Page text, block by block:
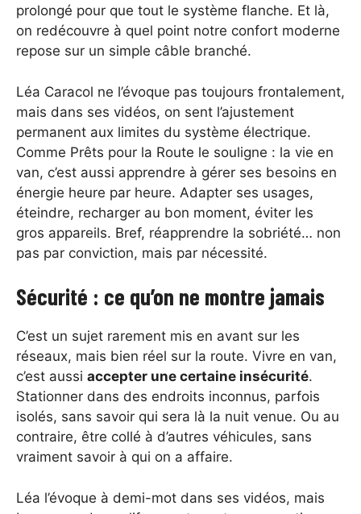
prolongé pour que tout le système flanche. Et là,
on redécouvre à quel point notre confort moderne
repose sur un simple câble branché.
Léa Caracol ne l’évoque pas toujours frontalement,
mais dans ses vidéos, on sent l’ajustement
permanent aux limites du système électrique.
Comme Prêts pour la Route le souligne : la vie en
van, c’est aussi apprendre à gérer ses besoins en
énergie heure par heure. Adapter ses usages,
éteindre, recharger au bon moment, éviter les
gros appareils. Bref, réapprendre la sobriété… non
pas par conviction, mais par nécessité.
Sécurité : ce qu’on ne montre jamais
C’est un sujet rarement mis en avant sur les
réseaux, mais bien réel sur la route. Vivre en van,
c’est aussi accepter une certaine insécurité.
Stationner dans des endroits inconnus, parfois
isolés, sans savoir qui sera là la nuit venue. Ou au
contraire, être collé à d’autres véhicules, sans
vraiment savoir à qui on a affaire.
Léa l’évoque à demi-mot dans ses vidéos, mais